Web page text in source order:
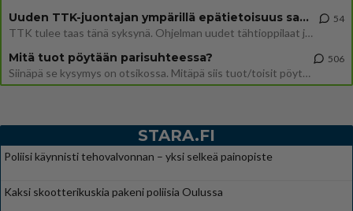
Uuden TTK-juontajan ympärillä epätietoisuus sakenee - Nyt MTV hämmentää soppaa
TTK tulee taas tänä syksynä. Ohjelman uudet tähtioppilaat julkistetaan torstaina 6. elokuuta klo 14 alkavassa lehdistö
54
Mitä tuot pöytään parisuhteessa?
Siinäpä se kysymys on otsikossa. Mitäpä siis tuot/toisit pöytään parisuhteessa? Oletko mies vai nainen? Koetko sen mitä
506
STARA.FI
Poliisi käynnisti tehovalvonnan – yksi selkeä painopiste
Kaksi skootterikuskia pakeni poliisia Oulussa